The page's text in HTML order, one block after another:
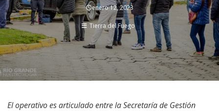
enero 12, 2023
Tierra del Fuego
El operativo es articulado entre la Secretaría de Gestión